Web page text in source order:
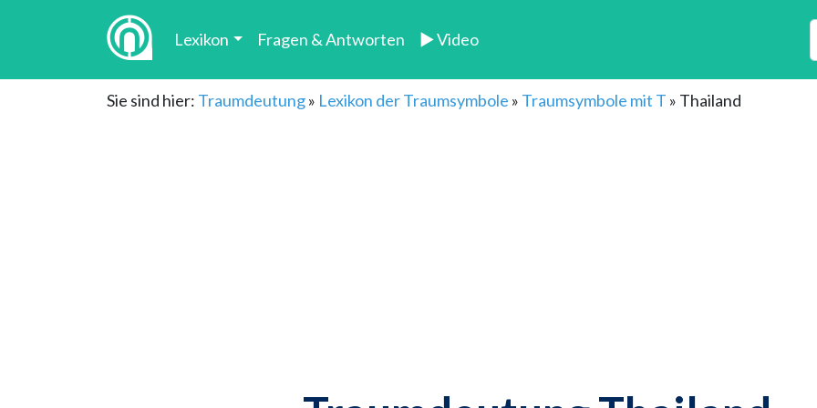
Lexikon Fragen & Antworten ► Video
Sie sind hier: Traumdeutung» Lexikon der Traumsymbole » Traumsymbole mit T » Thailand